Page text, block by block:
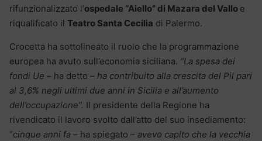
rifunzionalizzato l’ospedale “Aiello” di Mazara del Vallo e
riqualificato il Teatro Santa Cecilia di Palermo.
Crocetta ha sottolineato il ruolo che la programmazione
europea ha avuto sull’economia siciliana. “La spesa dei
fondi Ue – ha detto – ha contribuito alla crescita del Pil pari
al 3,6% negli ultimi due anni in Sicilia e all’aumento
dell’occupazione”. Il presidente della Regione ha
rivendicato il lavoro svolto dall’atto del suo insediamento:
“cinque anni fa – ha spiegato – avevo capito che la vecchia